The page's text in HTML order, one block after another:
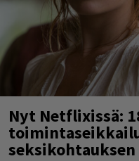
Nyt Netflixissä: